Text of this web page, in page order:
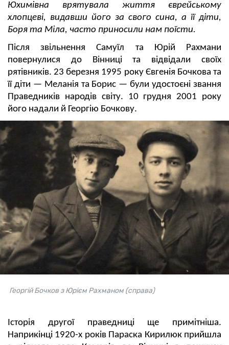
Юхимівна врятувала життя єврейському
хлопцеві, видавши його за свого сина, а її діти,
Боря та Міла, часто приносили нам поїсти.
Після звільнення Самуїл та Юрій Рахмани
повернулися до Вінниці та відвідали своїх
рятівників. 23 березня 1995 року Євгенія Бочкова та
її діти — Меланія та Борис — були удостоєні звання
Праведників народів світу. 10 грудня 2001 року
його надали й Георгію Бочкову.
Георгій Бочков з Юрієм Рахманом (справа)
Історія другої праведниці ще примітніша.
Наприкінці 1920-х років Параска Кирилюк прийшла